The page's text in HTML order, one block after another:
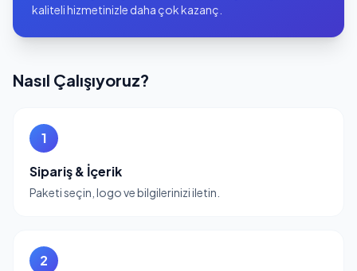
kaliteli hizmetinizle daha çok kazanç.
Nasıl Çalışıyoruz?
1
Sipariş & İçerik
Paketi seçin, logo ve bilgilerinizi iletin.
2